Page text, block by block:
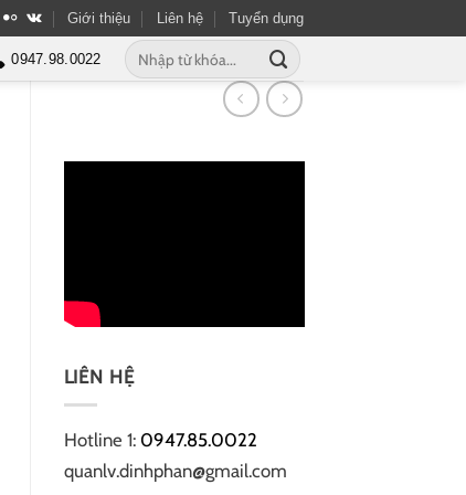
Giới thiệu Liên hệ Tuyển dụng
0947.98.0022
Tìm
kiếm:
LIÊN HỆ
Hotline 1: 0947.85.0022
quanlv.dinhphan@gmail.com